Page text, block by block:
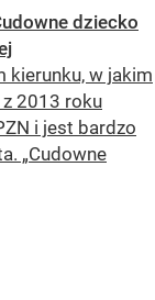
dziecko
kierunku, w jakim
2013 roku
i jest bardzo
„Cudowne